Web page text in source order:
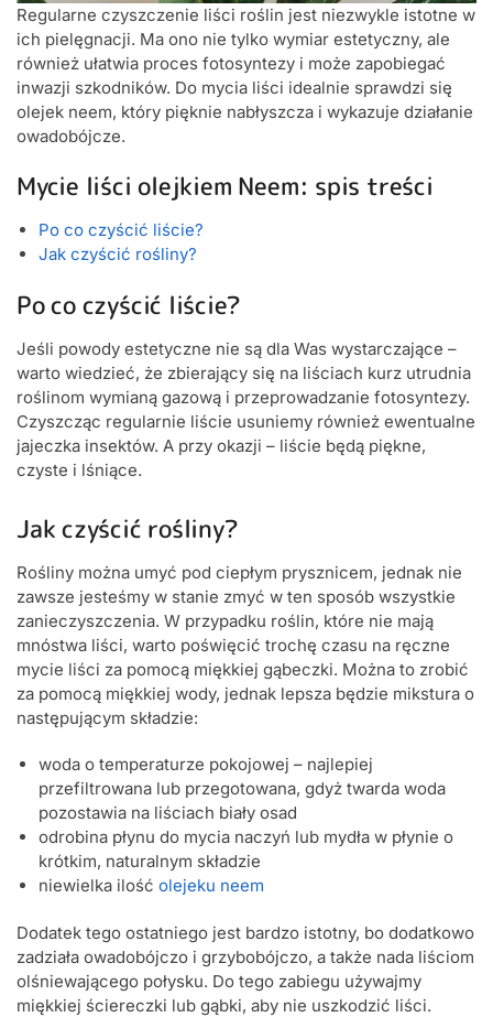
Regularne czyszczenie liści roślin jest niezwykle istotne w
ich pielęgnacji. Ma ono nie tylko wymiar estetyczny, ale
również ułatwia proces fotosyntezy i może zapobiegać
inwazji szkodników. Do mycia liści idealnie sprawdzi się
olejek neem, który pięknie nabłyszcza i wykazuje działanie
owadobójcze.
Mycie liści olejkiem Neem: spis treści
Po co czyścić liście?
Jak czyścić rośliny?
Po co czyścić liście?
Jeśli powody estetyczne nie są dla Was wystarczające –
warto wiedzieć, że zbierający się na liściach kurz utrudnia
roślinom wymianą gazową i przeprowadzanie fotosyntezy.
Czyszcząc regularnie liście usuniemy również ewentualne
jajeczka insektów. A przy okazji – liście będą piękne,
czyste i lśniące.
Jak czyścić rośliny?
Rośliny można umyć pod ciepłym prysznicem, jednak nie
zawsze jesteśmy w stanie zmyć w ten sposób wszystkie
zanieczyszczenia. W przypadku roślin, które nie mają
mnóstwa liści, warto poświęcić trochę czasu na ręczne
mycie liści za pomocą miękkiej gąbeczki. Można to zrobić
za pomocą miękkiej wody, jednak lepsza będzie mikstura o
następującym składzie:
woda o temperaturze pokojowej – najlepiej
przefiltrowana lub przegotowana, gdyż twarda woda
pozostawia na liściach biały osad
odrobina płynu do mycia naczyń lub mydła w płynie o
krótkim, naturalnym składzie
niewielka ilość olejeku neem
Dodatek tego ostatniego jest bardzo istotny, bo dodatkowo
zadziała owadobójczo i grzybobójczo, a także nada liściom
olśniewającego połysku. Do tego zabiegu używajmy
miękkiej ściereczki lub gąbki, aby nie uszkodzić liści.